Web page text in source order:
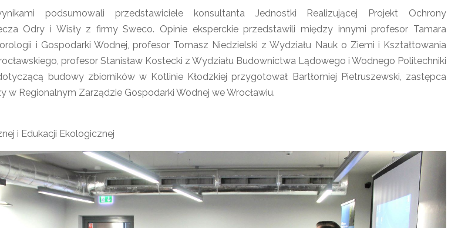
podsumowali przedstawiciele konsultanta Jednostki Realizującej Projekt Ochrony
Odry i Wisły z firmy Sweco. Opinie eksperckie przedstawili między innymi profesor Tamara
i Gospodarki Wodnej, profesor Tomasz Niedzielski z Wydziału Nauk o Ziemi i Kształtowania
profesor Stanisław Kostecki z Wydziału Budownictwa Lądowego i Wodnego Politechniki
budowy zbiorników w Kotlinie Kłodzkiej przygotował Bartłomiej Pietruszewski, zastępca
w Regionalnym Zarządzie Gospodarki Wodnej we Wrocławiu.
i Edukacji Ekologicznej